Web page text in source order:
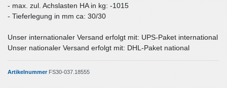
- max. zul. Achslasten HA in kg: -1015
- Tieferlegung in mm ca: 30/30
Unser internationaler Versand erfolgt mit: UPS-Paket international
Unser nationaler Versand erfolgt mit: DHL-Paket national
Artikelnummer FS30-037.18555